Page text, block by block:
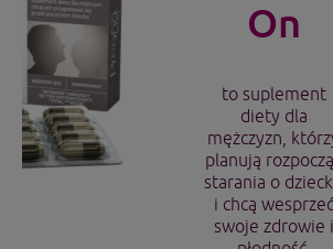
On
to suplement
diety dla
mężczyzn,
planują
starania o
i chcą wesprzeć
swoje zdrowie i